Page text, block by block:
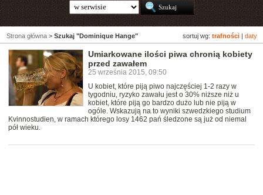
sortuj wg: trafności daty
Strona główna > Szukaj "Dominique Hange"
Umiarkowane ilości piwa chronią kobiety
przed zawałem
25 września 2015, 09:50
U kobiet, które piją piwo najczęściej 1-2 razy w
tygodniu, ryzyko zawału jest o 30% niższe niż u
kobiet, które piją go bardzo dużo lub nie piją w
ogóle. Wskazują na to wyniki szwedzkiego studium
Kvinnostudien, w ramach którego losy 1462 pań śledzone są już od niemal
pół wieku.